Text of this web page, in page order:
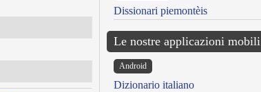
Dissionari piemontèis
Le nostre applicazioni mobili
Android
Dizionario italiano